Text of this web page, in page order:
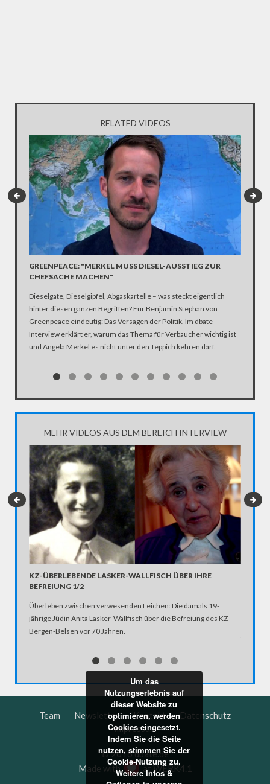
RELATED VIDEOS
GREENPEACE: "MERKEL MUSS DIESEL-AUSSTIEG ZUR
CHEFSACHE MACHEN"
Dieselgate, Dieselgipfel, Abgaskartelle – was steckt eigentlich
hinter diesen ganzen Begriffen? Für Benjamin Stephan von
Greenpeace eindeutig: Das Versagen der Politik. Im dbate-
Interview erklärt er, warum das Thema für Verbaucher wichtig ist
und Angela Merkel es nicht unter den Teppich kehren darf.
MEHR VIDEOS AUS DEM BEREICH INTERVIEW
KZ-ÜBERLEBENDE LASKER-WALLFISCH ÜBER IHRE
BEFREIUNG 1/2
Überleben zwischen verwesenden Leichen: Die damals 19-
jährige Jüdin Anita Lasker-Wallfisch über die Befreiung des KZ
Bergen-Belsen vor 70 Jahren.
Team Newsletter Kontakt
Datenschutz
Impressum
© 2016 dbate.de
Made with
atWERK4.1
Um das
Nutzungserlebnis auf
dieser Website zu
optimieren, werden
Cookies eingesetzt.
Indem Sie die Seite
nutzen, stimmen Sie der
Cookie-Nutzung zu.
Weitere Infos &